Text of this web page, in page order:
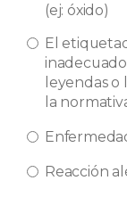
(ej: óxido)
El
leyendas
la
Reacción